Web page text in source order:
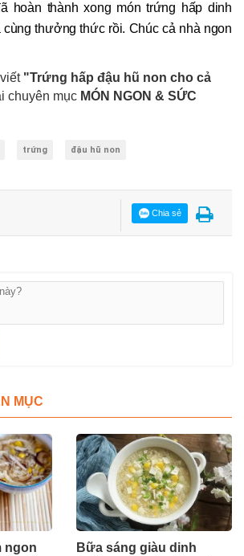
hoàn thành xong món trứng hấp dinh
thưởng thức rồi. Chúc cả nhà ngon
"Trứng hấp đậu hũ non cho cả
chuyên mục MÓN NGON & SỨC
trứng đậu hũ non
Chia sẻ
MỤC
ngon
Bữa sáng giàu dinh